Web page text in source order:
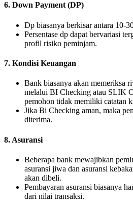
6. Down Payment (DP)
Dp biasanya berkisar antara 10-
Persentase dp dapat bervariasi
profil risiko peminjam.
7. Kondisi Keuangan
Bank biasanya akan memeriksa
melalui BI Checking atau SLIK
pemohon tidak memiliki catatan
Jika Bi Checking aman, maka
diterima.
8. Asuransi
Beberapa bank mewajibkan
asuransi jiwa dan asuransi
akan dibeli.
Pembayaran asuransi biasanya
dari nilai transaksi.